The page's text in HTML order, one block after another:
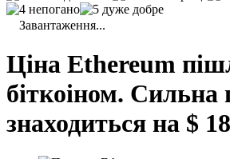
Завантаження...
Ціна Ethereum
біткоіном. Сильна
знаходиться на $